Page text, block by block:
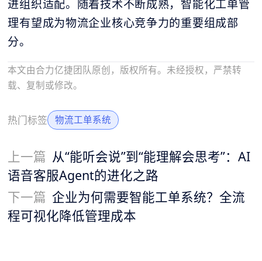
进组织适配。随着技术不断成熟，智能化工单管
理有望成为物流企业核心竞争力的重要组成部
分。
本文由合力亿捷团队原创，版权所有。未经授权，严禁转
载、复制或修改。
热门标签 物流工单系统
上一篇 从“能听会说”到“能理解会思考”：AI
语音客服Agent的进化之路
下一篇 企业为何需要智能工单系统？全流
程可视化降低管理成本